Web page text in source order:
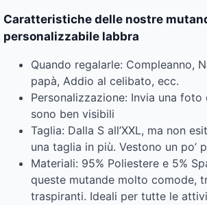
Caratteristiche delle nostre
personalizzabile labbra
Quando regalarle: Compleanno,
papà, Addio al celibato, ecc.
Personalizzazione: Invia una foto
sono ben visibili
Taglia: Dalla S all’XXL, ma non
una taglia in più. Vestono un po’
Materiali: 95% Poliestere e 5%
queste mutande molto comode,
traspiranti. Ideali per tutte le